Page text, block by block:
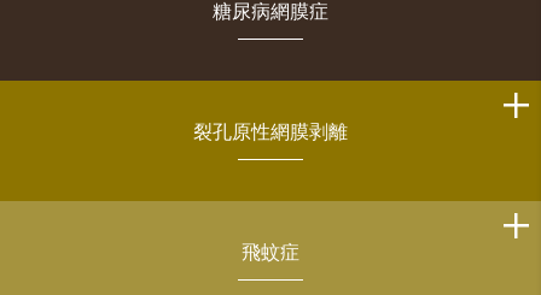
糖尿病網膜症
裂孔原性網膜剥離
飛蚊症